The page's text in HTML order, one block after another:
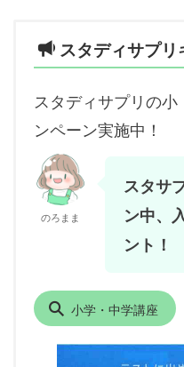
スタディサプ
スタディサプリの
ンペーン実施中！
のろまま
スタサ
ン中、
ント！
小学・中学講座